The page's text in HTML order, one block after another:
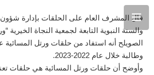
قال المشرف العام على الحلقات بإدارة شؤون
والسنة النبوية التابعة لجمعية النجاة الخيرية
وطالبة خلال عام 2022-2023.
وأوضح أن حلقات ورتل المسائية هي حلقات